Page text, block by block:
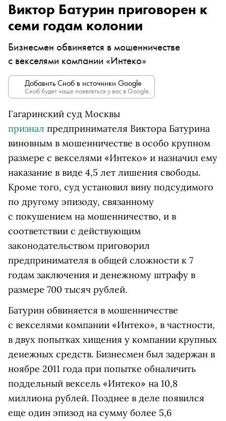
Виктор Батурин приговорен к
семи годам колонии
Бизнесмен обвиняется в мошенничестве
с векселями компании «Интеко»
Добавить Сноб в источники Google
Сноб будет чаще появляться у вас в Google.
Гагаринский суд Москвы
признал предпринимателя Виктора Батурина
виновным в мошенничестве в особо крупном
размере с векселями «Интеко» и назначил ему
наказание в виде 4,5 лет лишения свободы.
Кроме того, суд установил вину подсудимого
по другому эпизоду, связанному
с покушением на мошенничество, и в
соответствии с действующим
законодательством приговорил
предпринимателя в общей сложности к 7
годам заключения и денежному штрафу в
размере 700 тысяч рублей.
Батурин обвиняется в мошенничестве
с векселями компании «Интеко», в частности,
в двух попытках хищения у компании крупных
денежных средств. Бизнесмен был задержан в
ноябре 2011 года при попытке обналичить
поддельный вексель «Интеко» на 10,8
миллиона рублей. Позднее в деле появился
еще один эпизод на сумму более 5,6